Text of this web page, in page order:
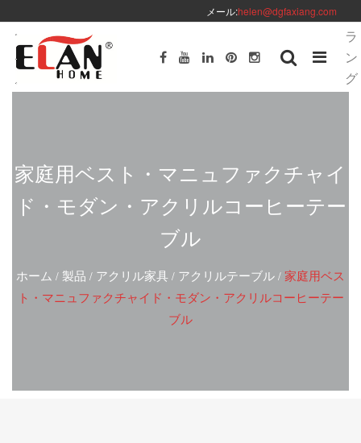
メール:helen@dgfaxiang.com
ラ
ン
グ
家庭用ベスト・マニュファクチャイ
ド・モダン・アクリルコーヒーテー
ブル
ホーム / 製品 / アクリル家具 / アクリルテーブル / 家庭用ベス
ト・マニュファクチャイド・モダン・アクリルコーヒーテー
ブル